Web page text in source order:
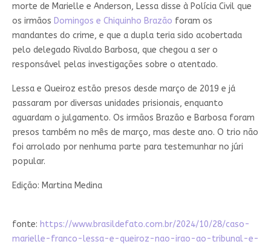
morte de Marielle e Anderson, Lessa disse à Polícia Civil que
os irmãos Domingos e Chiquinho Brazão foram os
mandantes do crime, e que a dupla teria sido acobertada
pelo delegado Rivaldo Barbosa, que chegou a ser o
responsável pelas investigações sobre o atentado.
Lessa e Queiroz estão presos desde março de 2019 e já
passaram por diversas unidades prisionais, enquanto
aguardam o julgamento. Os irmãos Brazão e Barbosa foram
presos também no mês de março, mas deste ano. O trio não
foi arrolado por nenhuma parte para testemunhar no júri
popular.
Edição: Martina Medina
fonte: https://www.brasildefato.com.br/2024/10/28/caso-
marielle-franco-lessa-e-queiroz-nao-irao-ao-tribunal-e-